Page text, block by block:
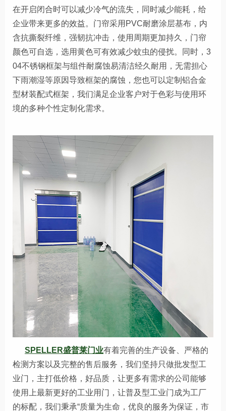
在开启闭合时可以减少冷气的流失，同时减少能耗，给
企业带来更多的效益。门帘采用PVC耐磨涂层基布，内
含抗撕裂纤维，强韧抗冲击，使用周期更加持久，门帘
颜色可自选，选用黄色可有效减少蚊虫的侵扰。同时，3
04不锈钢框架与组件耐腐蚀易清洁经久耐用，无需担心
下雨潮湿等原因导致框架的腐蚀，您也可以定制铝合金
型材装配式框架，我们满足企业客户对于色彩与使用环
境的多种个性定制化需求。
SPELLER盛普莱门业有着完善的生产设备、严格的
检测方案以及完整的售后服务，我们坚持只做批发型工
业门，主打低价格，好品质，让更多有需求的公司能够
使用上最新更好的工业用门，让普及型工业门成为工厂
的标配，我们秉承“质量为生命，优良的服务为保证，市